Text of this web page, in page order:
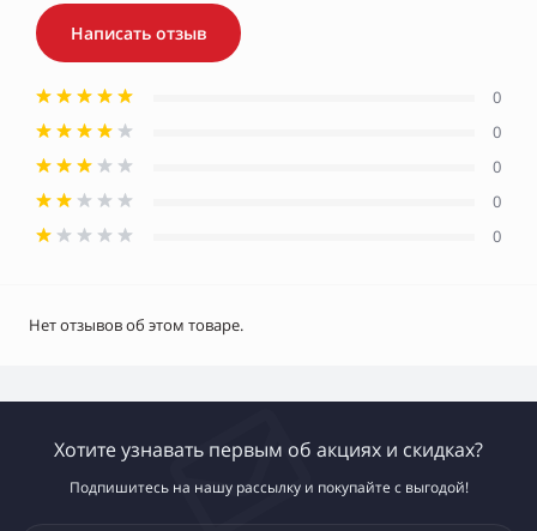
Написать отзыв
0
0
0
0
0
Нет отзывов об этом товаре.
Хотите узнавать первым об акциях и скидках?
Подпишитесь на нашу рассылку и покупайте с выгодой!